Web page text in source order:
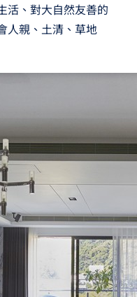
活、對大自然友善的
人親、土清、草地